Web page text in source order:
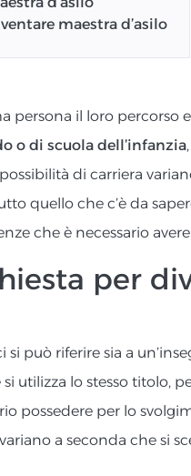
maestra d’asilo
persona il loro percorso
o di scuola dell’infanzia
di carriera
quello che c’è da
che è necessario
per
può riferire sia a
si utilizza lo stesso titolo,
possedere per lo
a seconda che si